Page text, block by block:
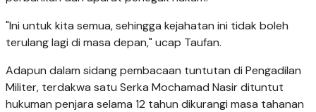
"Ini untuk kita semua, sehingga kejahatan ini tidak boleh
terulang lagi di masa depan," ucap Taufan.
Adapun dalam sidang pembacaan tuntutan di Pengadilan
Militer, terdakwa satu Serka Mochamad Nasir dituntut
hukuman penjara selama 12 tahun dikurangi masa tahanan